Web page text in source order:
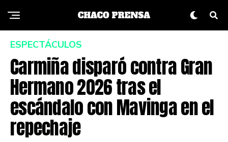
ESPECTÁCULOS
Carmiña disparó contra Gran
Hermano 2026 tras el
escándalo con Mavinga en el
repechaje